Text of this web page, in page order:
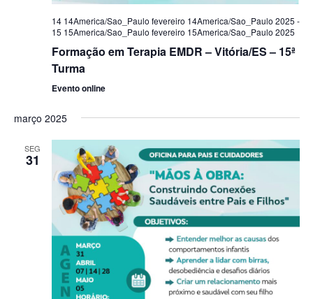
14 14America/Sao_Paulo fevereiro 14America/Sao_Paulo 2025 -
15 15America/Sao_Paulo fevereiro 15America/Sao_Paulo 2025
Formação em Terapia EMDR – Vitória/ES – 15ª
Turma
Evento online
março 2025
SEG
31